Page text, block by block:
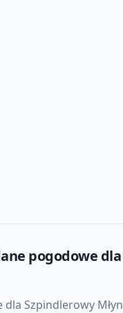
pogodowe dla
Szpindlerowy Młyn